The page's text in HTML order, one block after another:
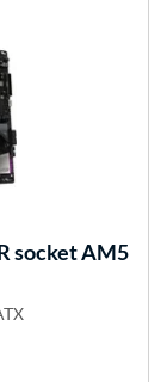
socket AM5